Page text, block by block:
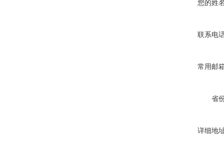
您的姓
联系电
常用邮
省
详细地